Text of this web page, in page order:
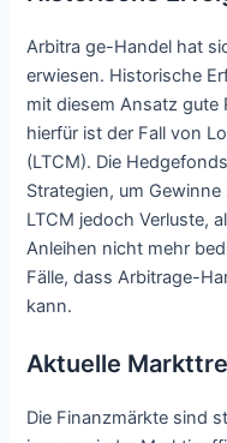
Arbitra ge-Handel hat
erwiesen. Historische
mit diesem Ansatz gute
hierfür ist der Fall von
(LTCM). Die
Strategien, um
LTCM jedoch Verluste,
Anleihen nicht mehr
Fälle, dass Arbitrage-
kann.
Aktuelle
Die Finanzmärkte sind